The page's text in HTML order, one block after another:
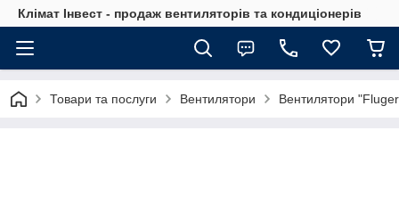
Клімат Інвест - продаж вентиляторів та кондиціонерів
Товари та послуги Вентилятори Вентилятори